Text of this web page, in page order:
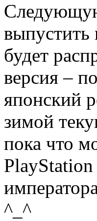
выпустить
будет
версия –
японский
зимой
пока что
^_^